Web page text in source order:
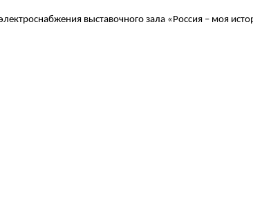
выставочного зала «Россия – моя